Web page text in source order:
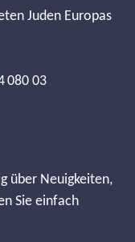
Juden Europas
080 03
über Neuigkeiten,
Sie einfach